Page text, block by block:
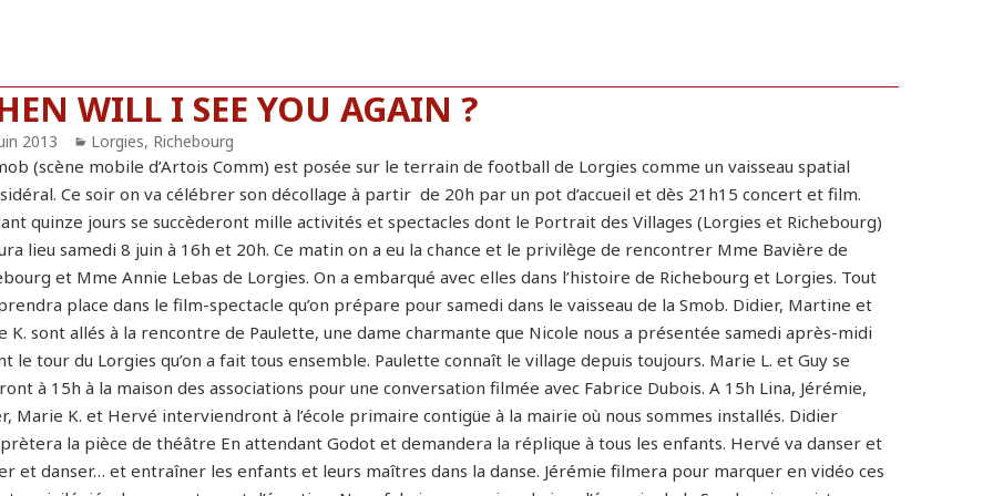
WILL I SEE YOU AGAIN ?
2013 Catégories
Lorgies, Richebourg
(scène mobile d’Artois Comm) est posée sur le terrain de football de Lorgies comme un vaisseau spatial
Ce soir on va célébrer son décollage à partir de 20h par un pot d’accueil et dès 21h15 concert et film.
quinze jours se succèderont mille activités et spectacles dont le Portrait des Villages (Lorgies et Richebourg)
lieu samedi 8 juin à 16h et 20h. Ce matin on a eu la chance et le privilège de rencontrer Mme Bavière de
et Mme Annie Lebas de Lorgies. On a embarqué avec elles dans l’histoire de Richebourg et Lorgies. Tout
place dans le film-spectacle qu’on prépare pour samedi dans le vaisseau de la Smob. Didier, Martine et
K. sont allés à la rencontre de Paulette, une dame charmante que Nicole nous a présentée samedi après-midi
le tour du Lorgies qu’on a fait tous ensemble. Paulette connaît le village depuis toujours. Marie L. et Guy se
à 15h à la maison des associations pour une conversation filmée avec Fabrice Dubois. A 15h Lina, Jérémie,
Marie K. et Hervé interviendront à l’école primaire contigüe à la mairie où nous sommes installés. Didier
la pièce de théâtre En attendant Godot et demandera la réplique à tous les enfants. Hervé va danser et
et danser… et entraîner les enfants et leurs maîtres dans la danse. Jérémie filmera pour marquer en vidéo ces